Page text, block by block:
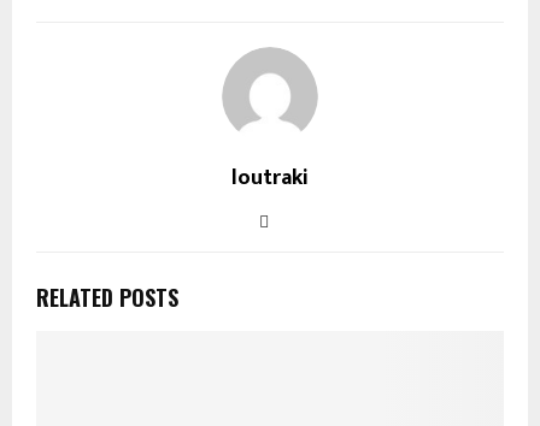
loutraki
RELATED POSTS